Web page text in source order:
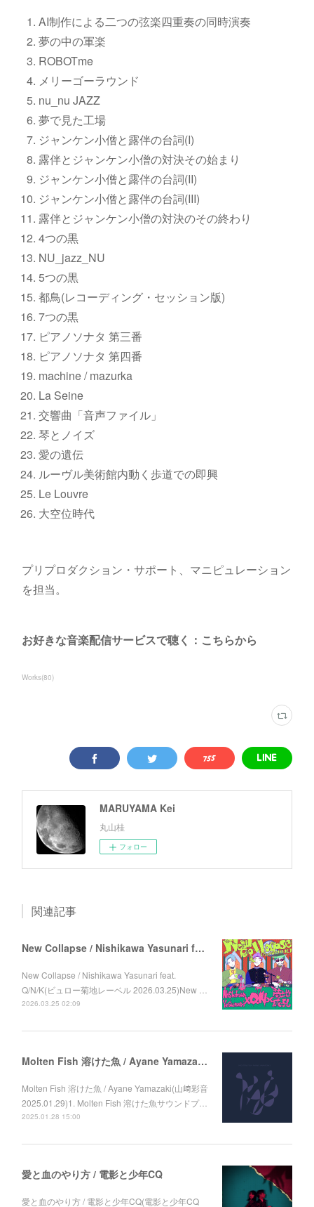
AI制作による二つの弦楽四重奏の同時演奏
夢の中の軍楽
ROBOTme
メリーゴーラウンド
nu_nu JAZZ
夢で見た工場
ジャンケン小僧と露伴の台詞(I)
露伴とジャンケン小僧の対決その始まり
ジャンケン小僧と露伴の台詞(II)
ジャンケン小僧と露伴の台詞(III)
露伴とジャンケン小僧の対決のその終わり
4つの黒
NU_jazz_NU
5つの黒
都鳥(レコーディング・セッション版)
7つの黒
ピアノソナタ 第三番
ピアノソナタ 第四番
machine / mazurka
La Seine
交響曲「音声ファイル」
琴とノイズ
愛の遺伝
ルーヴル美術館内動く歩道での即興
Le Louvre
大空位時代
プリプロダクション・サポート、マニピュレーション
を担当。
お好きな音楽配信サービスで聴く：こちらから
Works(80)
MARUYAMA Kei
丸山桂
フォロー
関連記事
New Collapse / Nishikawa Yasunari feat. Q/N/K
New Collapse / Nishikawa Yasunari feat.
Q/N/K(ビュロー菊地レーベル 2026.03.25)New …
2026.03.25 02:09
Molten Fish 溶けた魚 / Ayane Yamazaki (山﨑彩音)
Molten Fish 溶けた魚 / Ayane Yamazaki(山﨑彩音
2025.01.29)1. Molten Fish 溶けた魚サウンドプ…
2025.01.28 15:00
愛と血のやり方 / 電影と少年CQ
愛と血のやり方 / 電影と少年CQ(電影と少年CQ